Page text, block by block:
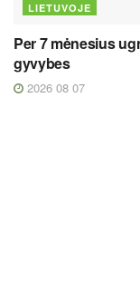
LIETUVOJE
Per 7 mėnesius
gyvybes
2026 08 07